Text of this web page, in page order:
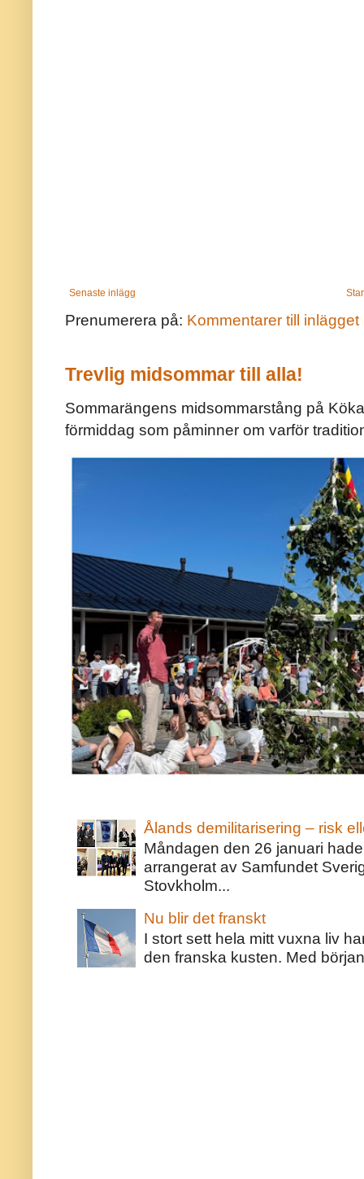
Senaste inlägg
Prenumerera på: Kommentarer till inlägget
Trevlig midsommar till alla!
Sommarängens midsommarstång på
förmiddag som påminner om varför
Ålands demilitarisering – risk
Måndagen den 26 januari
arrangerat av Samfundet
Stovkholm...
Nu blir det franskt
I stort sett hela mitt vuxna liv
den franska kusten. Med